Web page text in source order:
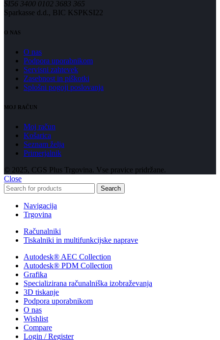
SI56 3400 0102 3683 365
Sparkasse d.d., BIC KSPKSI22
O NAS
O nas
Podpora uporabnikom
Servisni zahtevek
Zasebnost in piškotki
Splošni pogoji poslovanja
MOJ RAČUN
Moj račun
Košarica
Seznam želja
Primerjalnik
© 2025, CGS Plus Trgovina. Vse pravice pridržane.
Close
Search
Navigacija
Trgovina
Računalniki
Tiskalniki in multifunkcijske naprave
Autodesk® AEC Collection
Autodesk® PDM Collection
Grafika
Specializirana računalniška izobraževanja
3D tiskanje
Podpora uporabnikom
O nas
Wishlist
Compare
Login / Register